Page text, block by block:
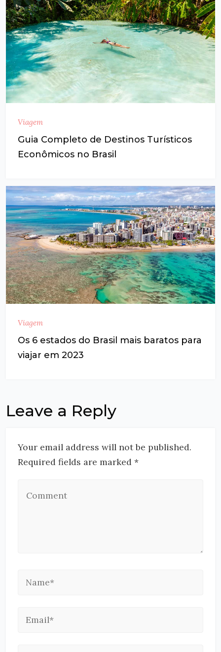
Viagem
Guia Completo de Destinos Turísticos
Econômicos no Brasil
Viagem
Os 6 estados do Brasil mais baratos para
viajar em 2023
Leave a Reply
Your email address will not be published.
Required fields are marked *